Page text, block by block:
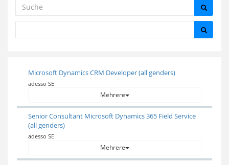
Microsoft Dynamics CRM Developer (all genders)
adesso SE
Mehrere
Senior Consultant Microsoft Dynamics 365 Field Service
(all genders)
adesso SE
Mehrere